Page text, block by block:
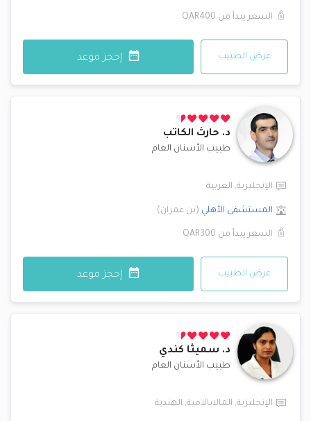
السعر يبدأ من QAR400
عرض الطبيب إحجز موعد
د. حارث الكاتب
طبيب الأسنان العام
الإنجليزية, العربية
المستشفى الأهلي (بن عمران)
السعر يبدأ من QAR300
عرض الطبيب إحجز موعد
د. سميثا كندي
طبيب الأسنان العام
الإنجليزية, المالايالامية, الهندية